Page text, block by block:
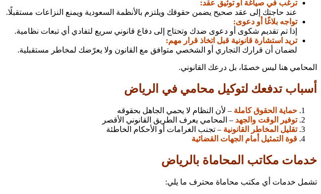
ترغب في صياغة أو توثيق عقد:
عند حاجتك إلى عقد صحيح يضمن حقوقك ويلتزم بالأنظمة السعودية ويمنع النزاعات مستقبلًا.
تواجه بلاغًا أو دعوى:
إذا تم تقديم شكوى أو دعوى ضدك وتحتاج إلى دفاع قانوني سريع لتفادي أي تبعات نظامية.
تريد استشارة قانونية قبل اتخاذ قرار مهم:
لضمان أن قرارك التجاري أو الشخصي متوافق مع القانون ولا يعرّضك لمخاطر مستقبلية.
المحامي هنا ليس خصمًا، بل درعك القانوني.
أسباب تدفعك لتوكيل محامي في الرياض
حماية الحقوق كاملة – لأن النظام لا يحمي الجاهل بحقوقه
توفير الوقت والجهد – المحامي يعرف الطريق القانوني الأقصر
تقليل المخاطر القانونية – تجنب الغرامات أو الأحكام الخاطئة
قوة التمثيل أمام الجهات القضائية
خدمات مكاتب المحاماة بالرياض
تشمل خدمات أي مكتب محاماة محترف ما يلي: